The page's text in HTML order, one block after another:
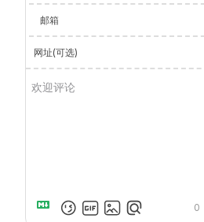
邮箱
网址(可选)
0